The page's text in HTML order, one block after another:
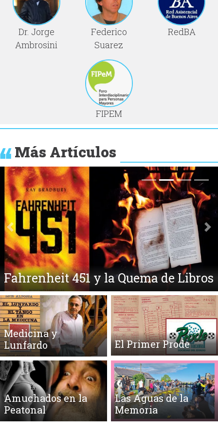
Dr. Jorge
Ambrosini
Federico
Suarez
RedBA
FIPEM
Más Artículos
Fahrenheit 451 y la Quema de Libros
Anterior
Medicina y
Lunfardo
El Primer Prode
Amuchados en la
Peatonal
Las Aguas de la
Memoria